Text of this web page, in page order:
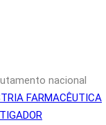
nacional
FARMACÊUTICA